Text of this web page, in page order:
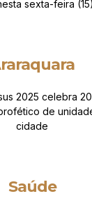
sexta-feira (15)
2025 celebra
de
cidade
Saúde